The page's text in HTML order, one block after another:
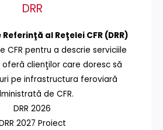
DRR
al Reţelei CFR (DRR)
CFR pentru a descrie serviciile
oferă clienţilor care doresc să
pe infrastructura feroviară
de CFR.
DRR 2026
2027 Proiect